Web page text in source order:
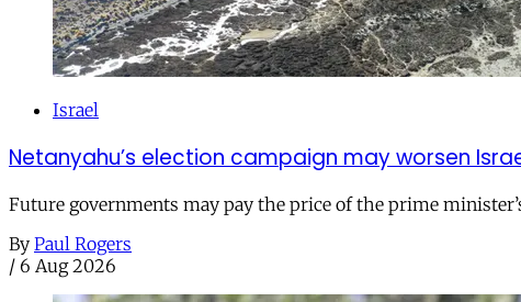
Israel
Netanyahu’s election campaign may worsen
Future governments may pay the price of the prime
By Paul Rogers
/ 6 Aug 2026